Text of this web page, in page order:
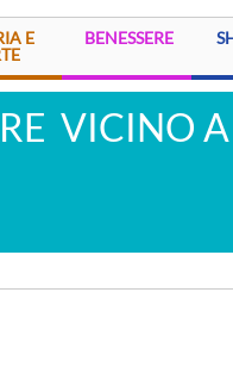
E
BENESSERE
VICINO